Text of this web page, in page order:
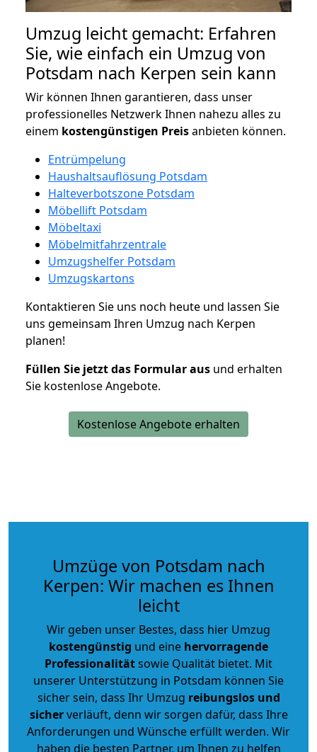
Umzug leicht gemacht: Erfahren
Sie, wie einfach ein Umzug von
Potsdam nach Kerpen sein kann
Wir können Ihnen garantieren, dass unser
professionelles Netzwerk Ihnen nahezu alles zu
einem kostengünstigen Preisanbieten können.
Entrümpelung
Haushaltsauflösung Potsdam
Halteverbotszone Potsdam
Möbellift Potsdam
Möbeltaxi
Möbelmitfahrzentrale
Umzugshelfer Potsdam
Umzugskartons
Kontaktieren Sie uns noch heute und lassen Sie
uns gemeinsam Ihren Umzug nach Kerpen
planen!
Füllen Sie jetzt das Formular aus und erhalten
Sie kostenlose Angebote.
Kostenlose Angebote erhalten
Umzüge von Potsdam nach
Kerpen: Wir machen es Ihnen
leicht
Wir geben unser Bestes, dass hier Umzug
kostengünstig und eine hervorragende
Professionalitätsowie Qualität bietet. Mit
unserer Unterstützung in Potsdam können Sie
sicher sein, dass Ihr Umzug reibungslos und
sicherverläuft, denn wir sorgen dafür, dass Ihre
Anforderungen und Wünsche erfüllt werden. Wir
haben die besten Partner, um Ihnen zu helfen